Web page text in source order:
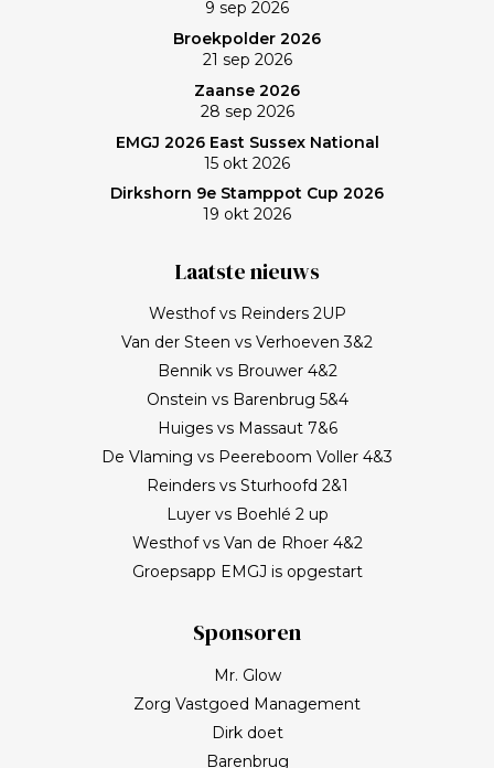
9 sep 2026
Broekpolder 2026
21 sep 2026
Zaanse 2026
28 sep 2026
EMGJ 2026 East Sussex National
15 okt 2026
Dirkshorn 9e Stamppot Cup 2026
19 okt 2026
Laatste nieuws
Westhof vs Reinders 2UP
Van der Steen vs Verhoeven 3&2
Bennik vs Brouwer 4&2
Onstein vs Barenbrug 5&4
Huiges vs Massaut 7&6
De Vlaming vs Peereboom Voller 4&3
Reinders vs Sturhoofd 2&1
Luyer vs Boehlé 2 up
Westhof vs Van de Rhoer 4&2
Groepsapp EMGJ is opgestart
Sponsoren
Mr. Glow
Zorg Vastgoed Management
Dirk doet
Barenbrug